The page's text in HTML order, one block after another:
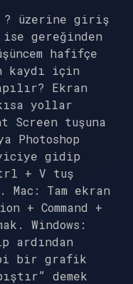
? üzerine giriş
gereğinden
hafifçe
kaydı için
Ekran
yollar
Screen tuşuna
Photoshop
gidip
+ V tuş
Mac: Tam ekran
+ Command +
Windows:
ardından
bir grafik
demek